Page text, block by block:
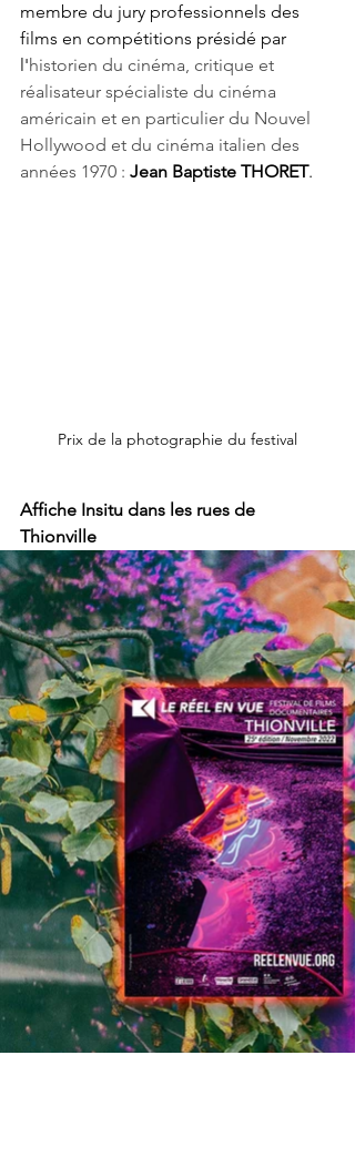
membre du jury professionnels des
films en compétitions présidé par
l'historien du cinéma, critique et
réalisateur spécialiste du cinéma
américain et en particulier du Nouvel
Hollywood et du cinéma italien des
années 1970 : Jean Baptiste THORET.
Prix de la photographie du festival
Affiche Insitu dans les rues de
Thionville